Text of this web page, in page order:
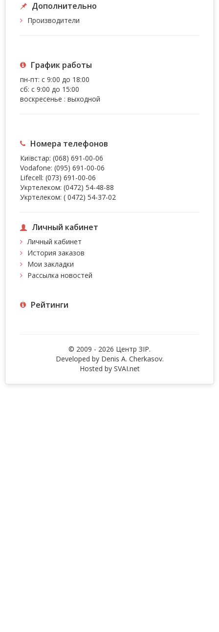
Дополнительно
Производители
График работы
пн-пт: с 9:00 до 18:00
сб: с 9:00 до 15:00
воскресенье : выходной
Номера телефонов
Київстар: (068) 691-00-06
Vodafone: (095) 691-00-06
Lifecell: (073) 691-00-06
Укртелеком: (0472) 54-48-88
Укртелеком: ( 0472) 54-37-02
Личный кабинет
Личный кабинет
История заказов
Мои закладки
Рассылка новостей
Рейтинги
© 2009 - 2026 Центр ЗIР.
Developed by Denis A. Cherkasov.
Hosted by SVAI.net